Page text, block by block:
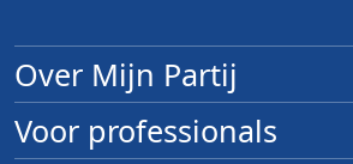
Over Mijn Partij
Voor professionals